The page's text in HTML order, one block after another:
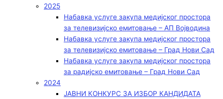
2025
Набавка услуге закупа медијског простора
за телевизијско емитовање – АП Војводинa
Набавка услуге закупа медијског простора
за телевизијско емитовање – Град Нови Сад
Набавка услуге закупа медијског простора
за радијско емитовање – Град Нови Сад
2024
ЈАВНИ КОНКУРС ЗА ИЗБОР КАНДИДАТА